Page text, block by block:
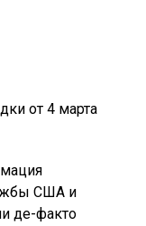
от 4 марта
США и
де-факто